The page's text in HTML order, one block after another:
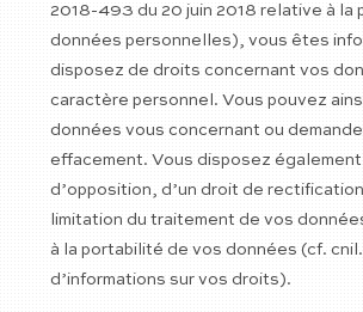
2018-493 du 20 juin 2018 relative à la
données personnelles), vous êtes
disposez de droits concernant vos
caractère personnel. Vous pouvez
données vous concernant ou
effacement. Vous disposez également
d’opposition, d’un droit de
limitation du traitement de vos
à la portabilité de vos données (cf.
d’informations sur vos droits).